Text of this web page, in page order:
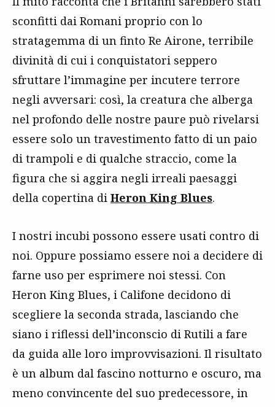
sconfitti dai Romani proprio con lo
stratagemma di un finto Re Airone, terribile
divinità di cui i conquistatori seppero
sfruttare l’immagine per incutere terrore
negli avversari: così, la creatura che alberga
nel profondo delle nostre paure può rivelarsi
essere solo un travestimento fatto di un paio
di trampoli e di qualche straccio, come la
figura che si aggira negli irreali paesaggi
della copertina di Heron King Blues.
I nostri incubi possono essere usati contro di
noi. Oppure possiamo essere noi a decidere di
farne uso per esprimere noi stessi. Con
Heron King Blues, i Califone decidono di
scegliere la seconda strada, lasciando che
siano i riflessi dell’inconscio di Rutili a fare
da guida alle loro improvvisazioni. Il risultato
è un album dal fascino notturno e oscuro, ma
meno convincente del suo predecessore, in